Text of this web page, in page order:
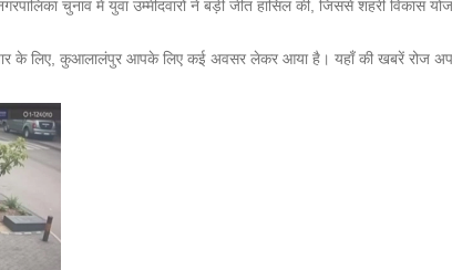
चुनाव में युवा उम्मीदवारों ने बड़ी जीत हासिल की, जिससे शहरी
के लिए, कुआलालंपुर आपके लिए कई अवसर लेकर आया है। यहाँ की खबरें रोज